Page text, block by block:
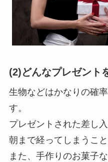
(2)どんなプレゼント
生物などはかなりの確
す。
プレゼントされた差し
朝まで経ってしまうこ
また、手作りのお菓子